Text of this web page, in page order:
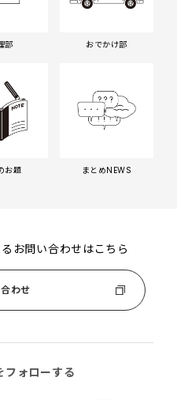
部 おでかけ部
お題 まとめNEWS
お問い合わせはこちら
わせ
フォローする